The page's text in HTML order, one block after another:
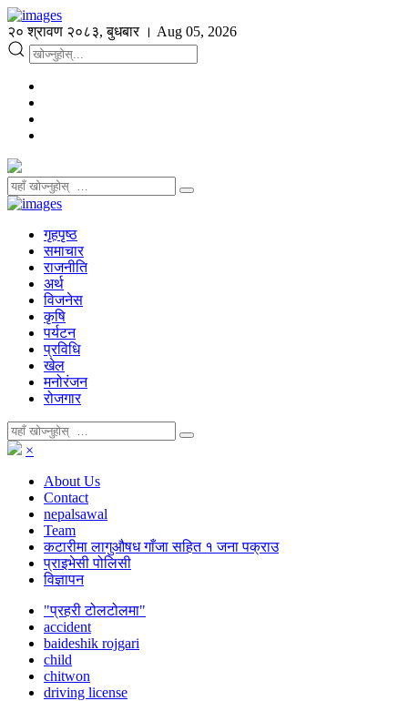
२० श्रावण २०८३, बुधबार । Aug 05, 2026
गृहपृष्ठ
समाचार
राजनीति
अर्थ
विजनेस
कृषि
पर्यटन
प्रविधि
खेल
मनोरंजन
रोजगार
×
About Us
Contact
nepalsawal
Team
कटारीमा लागुऔषध गाँजा सहित १ जना पक्राउ
प्राइभेसी पोलिसी
विज्ञापन
"प्रहरी टोलटोलमा"
accident
baideshik rojgari
child
chitwon
driving license